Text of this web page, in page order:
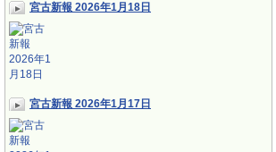
宮古新報 2026年1月18日
宮古新報 2026年1月17日